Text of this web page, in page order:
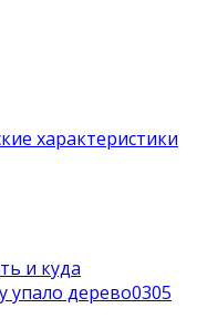
характеристики
и куда
упало дерево0305